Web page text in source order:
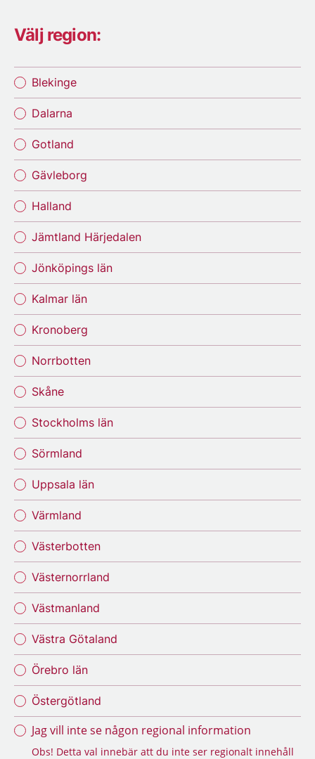
Välj region:
Blekinge
Dalarna
Gotland
Gävleborg
Halland
Jämtland Härjedalen
Jönköpings län
Kalmar län
Kronoberg
Norrbotten
Skåne
Stockholms län
Sörmland
Uppsala län
Värmland
Västerbotten
Västernorrland
Västmanland
Västra Götaland
Örebro län
Östergötland
Jag vill inte se någon regional information
Obs! Detta val innebär att du inte ser regionalt innehåll